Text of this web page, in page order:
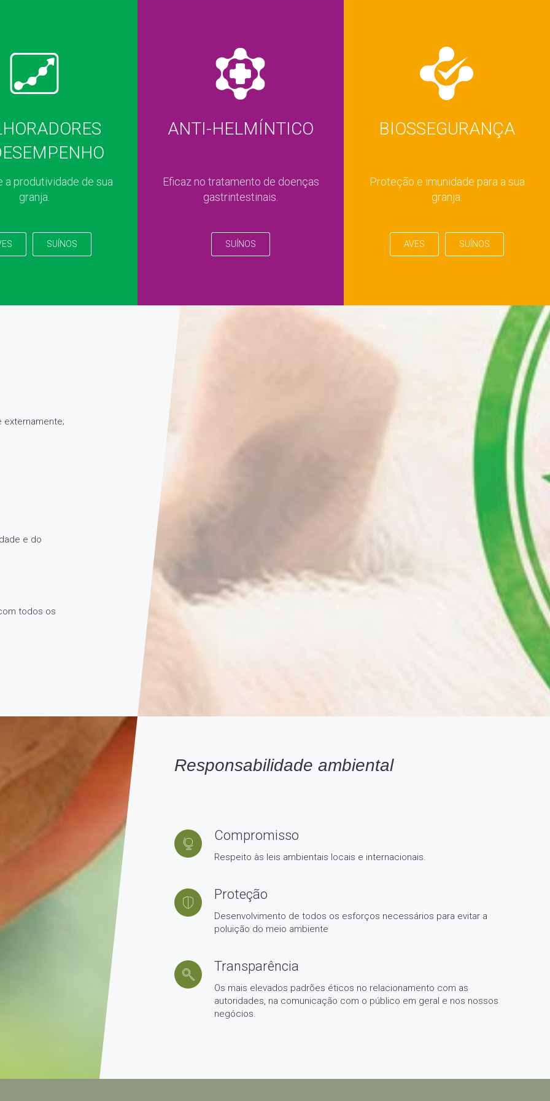
a produtividade de sua
granja.
SUÍNOS
ANTI-HELMÍNTICO
Eficaz no tratamento de doenças
gastrintestinais.
SUÍNOS
BIOSSEGURANÇA
Proteção e imunidade para a sua
granja.
AVES SUÍNOS
externamente;
e do
todos os
Responsabilidade ambiental
Compromisso
Respeito às leis ambientais locais e internacionais.
Proteção
Desenvolvimento de todos os esforços necessários para evitar a
poluição do meio ambiente
Transparência
Os mais elevados padrões éticos no relacionamento com as
autoridades, na comunicação com o público em geral e nos nossos
negócios.